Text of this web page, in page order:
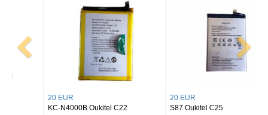
KC-N4000B Oukitel C22
S87 Oukitel C25